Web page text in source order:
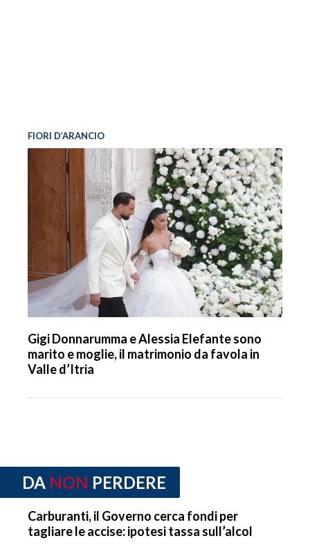
FIORI D’ARANCIO
Gigi Donnarumma e Alessia Elefante sono
marito e moglie, il matrimonio da favola in
Valle d’Itria
DA NON PERDERE
Carburanti, il Governo cerca fondi per
tagliare le accise: ipotesi tassa sull’alcol